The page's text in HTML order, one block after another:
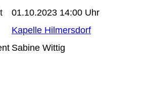
01.10.2023 14:00 Uhr
Kapelle Hilmersdorf
Sabine Wittig